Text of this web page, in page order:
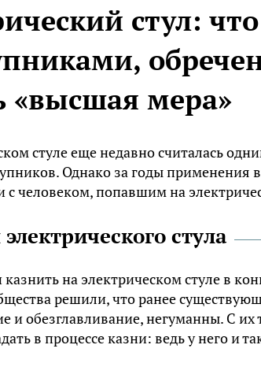
стул:
«высшая мера»
стуле еще недавно считалась
Однако за годы применения
человеком, попавшим на
стула
на электрическом стуле в
решили, что ранее
и обезглавливание, негуманны. С
в процессе казни: ведь у него и